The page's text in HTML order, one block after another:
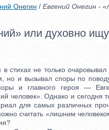
Онегин / Евгений Онегин -
или духовно
не только очаровывал
но и вызывал споры по
и главного героя —
человек». Однако и сегодня
для самых различных
считать «лишним